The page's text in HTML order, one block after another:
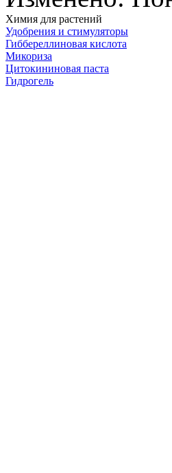
Химия для растений
Удобрения и стимуляторы
Гиббереллиновая кислота
Микориза
Цитокининовая паста
Гидрогель